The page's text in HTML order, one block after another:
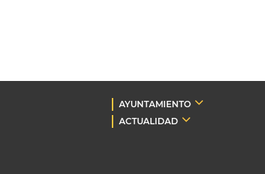
AYUNTAMIENTO
ACTUALIDAD